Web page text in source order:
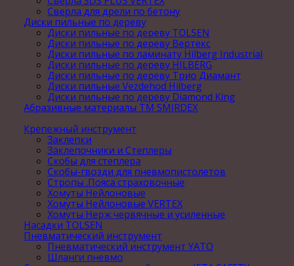
Сверла для дрели по бетону
Диски пильные по дереву
Диски пильные по дереву TOLSEN
Диски пильные по дереву Вертекс
Диски пильные по ламинату Hilberg Industrial
Диски пильные по дереву HILBERG
Диски пильные по дереву Трио Диамант
Диски пильные Vezdehod Hilberg
Диски пильные по дереву Diamond King
Абразивные материалы ТМ SMIRDEX
Крепежный инструмент
Заклепки
Заклепочники и Степлеры
Скобы для степлера
Скобы-гвозди для пневмопистолетов
Стропы .Пояса страховочные
Хомуты Нейлоновые
Хомуты Нейлоновые VERTEX
Хомуты Нерж червячные и усиленные
Насадки TOLSEN
Пневматический инструмент
Пневматический инструмент YATO
Шланги пневмо